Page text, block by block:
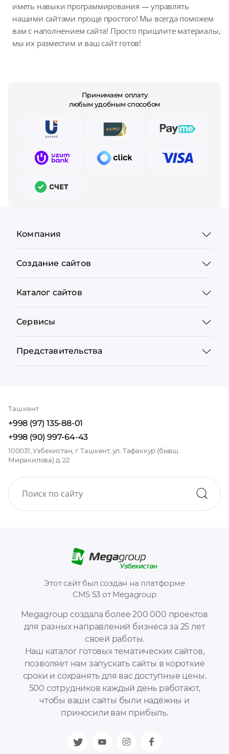
иметь навыки программирования — управлять
нашими сайтами проще простого! Мы всегда поможем
вам с наполнением сайта! Просто пришлите материалы,
мы их разместим и ваш сайт готов!
Принимаем оплату
любым удобным способом
Megagroup создала более 200 000 проектов
для разных направлений бизнеса за 25 лет
своей работы.
Наш каталог готовых тематических сайтов,
позволяет нам запускать сайты в короткие
сроки и сохранять для вас доступные цены.
500 сотрудников каждый день работают,
чтобы ваши сайты были надёжны и
приносили вам прибыль.
Этот сайт был создан на платформе
CMS S3 от Megagroup
Компания
Создание сайтов
Каталог сайтов
Сервисы
Представительства
Ташкент
+998 (97) 135-88-01
+998 (90) 997-64-43
100031, Узбекистан, г. Ташкент, ул. Тафаккур (бывш.
Миракилова) д. 22